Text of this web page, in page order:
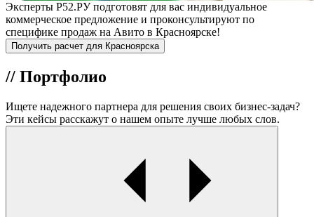
Эксперты Р52.РУ подготовят для вас индивидуальное
коммерческое предложение и проконсультируют по
специфике продаж на Авито в Красноярске!
Получить расчет для Красноярска
// Портфолио
Ищете надежного партнера для решения своих бизнес-задач?
Эти кейсы расскажут о нашем опыте лучше любых слов.